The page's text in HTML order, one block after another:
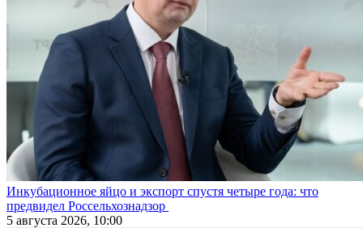
Инкубационное яйцо и экспорт спустя четыре года: что
предвидел Россельхознадзор
5 августа 2026, 10:00